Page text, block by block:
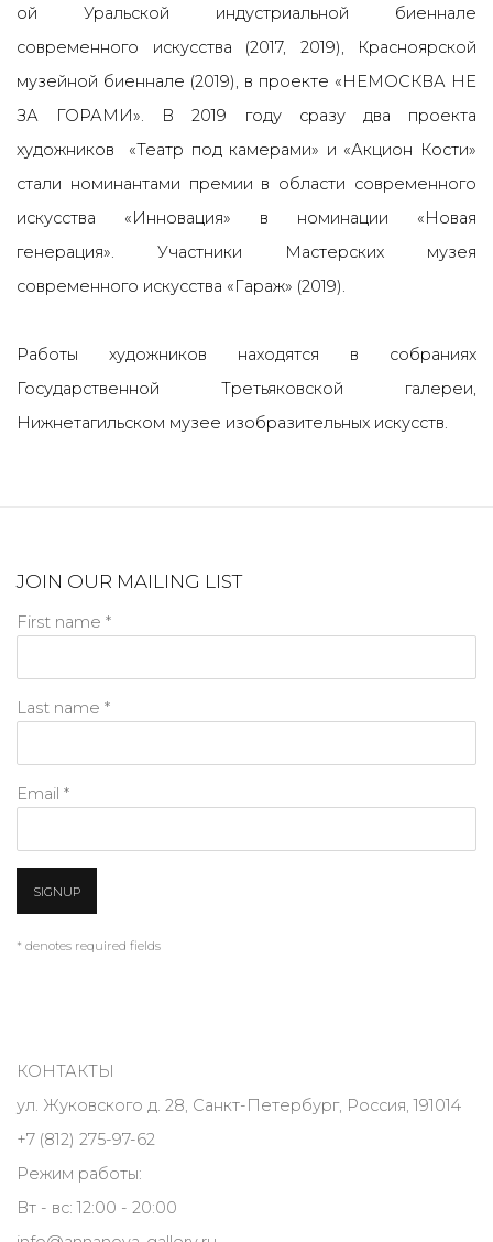
ой Уральской индустриальной биеннале
современного искусства (2017, 2019), Красноярской
музейной биеннале (2019), в проекте «НЕМОСКВА НЕ
ЗА ГОРАМИ». В 2019 году сразу два проекта
художников «Театр под камерами» и «Акцион Кости»
стали номинантами премии в области современного
искусства «Инновация» в номинации «Новая
генерация». Участники Мастерских музея
современного искусства «Гараж» (2019).
Работы художников находятся в собраниях
Государственной Третьяковской галереи,
Нижнетагильском музее изобразительных искусств.
JOIN OUR MAILING LIST
First name *
Last name *
Email *
SIGNUP
* denotes required fields
КОНТАКТЫ
ул. Жуковского д. 28, Санкт-Петербург, Россия, 191014
+7 (812) 275-97-62
Режим работы:
Вт - вс: 12:00 - 20:00